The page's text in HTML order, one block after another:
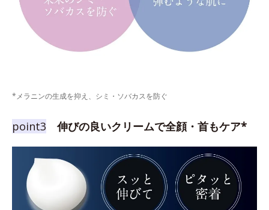
*メラニンの生成を抑え、シミ・ソバカスを防ぐ
point3 伸びの良いクリームで全顔・首もケア*